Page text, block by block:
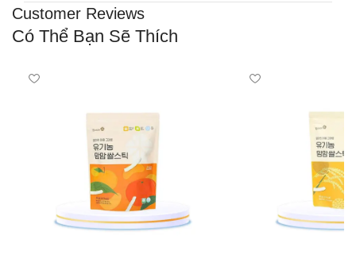
Customer Reviews
Có Thể Bạn Sẽ Thích